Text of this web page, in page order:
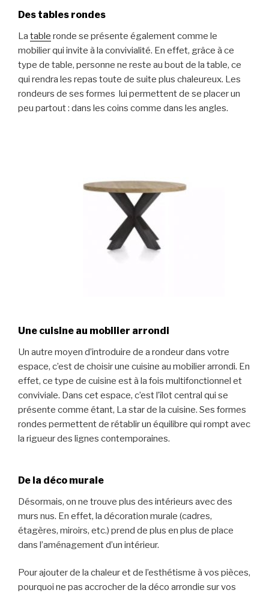
Des tables rondes
La table ronde se présente également comme le
mobilier qui invite à la convivialité. En effet, grâce à ce
type de table, personne ne reste au bout de la table, ce
qui rendra les repas toute de suite plus chaleureux. Les
rondeurs de ses formes lui permettent de se placer un
peu partout : dans les coins comme dans les angles.
Une cuisine au mobilier arrondi
Un autre moyen d’introduire de a rondeur dans votre
espace, c’est de choisir une cuisine au mobilier arrondi. En
effet, ce type de cuisine est à la fois multifonctionnel et
conviviale. Dans cet espace, c’est l’îlot central qui se
présente comme étant, La star de la cuisine. Ses formes
rondes permettent de rétablir un équilibre qui rompt avec
la rigueur des lignes contemporaines.
De la déco murale
Désormais, on ne trouve plus des intérieurs avec des
murs nus. En effet, la décoration murale (cadres,
étagères, miroirs, etc.) prend de plus en plus de place
dans l’aménagement d’un intérieur.
Pour ajouter de la chaleur et de l’esthétisme à vos pièces,
pourquoi ne pas accrocher de la déco arrondie sur vos